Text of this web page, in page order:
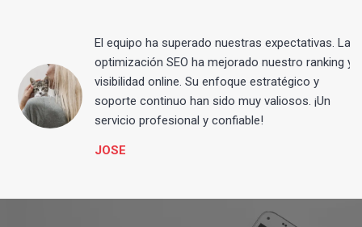
El equipo ha superado nuestras expectativas. La
optimización SEO ha mejorado nuestro ranking y
visibilidad online. Su enfoque estratégico y
soporte continuo han sido muy valiosos. ¡Un
servicio profesional y confiable!
JOSE